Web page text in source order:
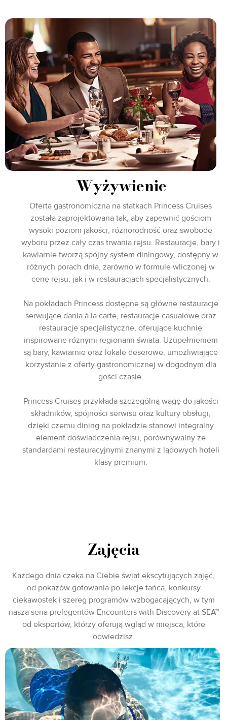
Wyżywienie
Oferta gastronomiczna na statkach Princess Cruises
została zaprojektowana tak, aby zapewnić gościom
wysoki poziom jakości, różnorodność oraz swobodę
wyboru przez cały czas trwania rejsu. Restauracje, bary i
kawiarnie tworzą spójny system diningowy, dostępny w
różnych porach dnia, zarówno w formule wliczonej w
cenę rejsu, jak i w restauracjach specjalistycznych.
Na pokładach Princess dostępne są główne restauracje
serwujące dania à la carte, restauracje casualowe oraz
restauracje specjalistyczne, oferujące kuchnie
inspirowane różnymi regionami świata. Uzupełnieniem
są bary, kawiarnie oraz lokale deserowe, umożliwiające
korzystanie z oferty gastronomicznej w dogodnym dla
gości czasie.
Princess Cruises przykłada szczególną wagę do jakości
składników, spójności serwisu oraz kultury obsługi,
dzięki czemu dining na pokładzie stanowi integralny
element doświadczenia rejsu, porównywalny ze
standardami restauracyjnymi znanymi z lądowych hoteli
klasy premium.
Zajęcia
Każdego dnia czeka na Ciebie świat ekscytujących zajęć,
od pokazów gotowania po lekcje tańca, konkursy
ciekawostek i szereg programów wzbogacających, w tym
nasza seria prelegentów Encounters with Discovery at SEA™
od ekspertów, którzy oferują wgląd w miejsca, które
odwiedzisz.